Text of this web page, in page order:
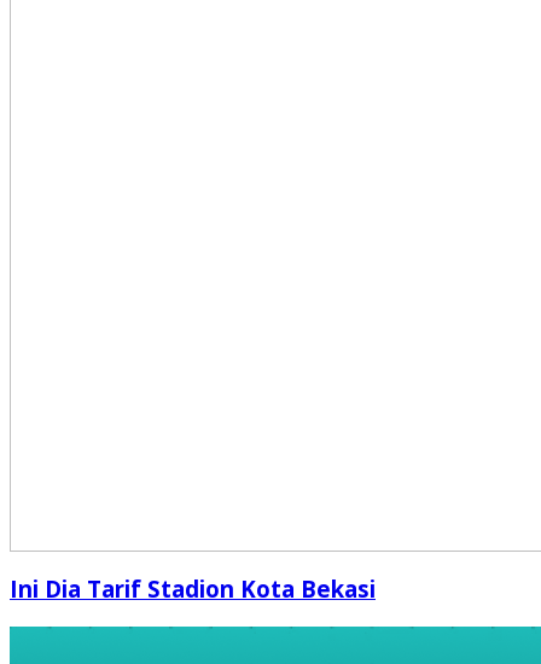
Ini Dia Tarif Stadion Kota Bekasi